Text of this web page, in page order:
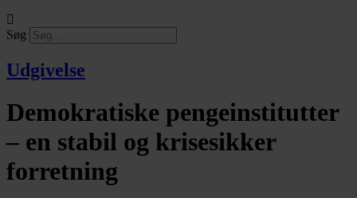
Søg
Udgivelse
Demokratiske pengeinstitutter
– en stabil og krisesikker
forretning